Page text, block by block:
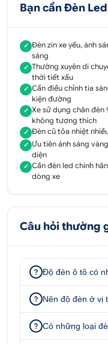
Chỉnh được
Công suất: 60W
Lumen: 7000
Nhiệt màu:
Kiểu chân: 9005
Đèn led
1.2 Ưu điểm của
mọi thời tiết.
thể gắn được
sử dụng chân
Sản phẩm
người sử
mua đèn led
Bạn cần Đèn
✓ Đèn zin xe yếu, ánh
sáng
✓ Thường xuyên di
thời tiết xấu
✓ Cần điều chỉnh tia
kiện đường
✓ Xe sử dụng chân
không tương thích
✓ Đèn cũ tỏa nhiệt
✓ Ưu tiên ánh sáng
diện
✓ Cần đèn led chính
dòng xe
Câu hỏi thường
Độ đèn ô tô có
Nên độ đèn ở vị
Có những loại